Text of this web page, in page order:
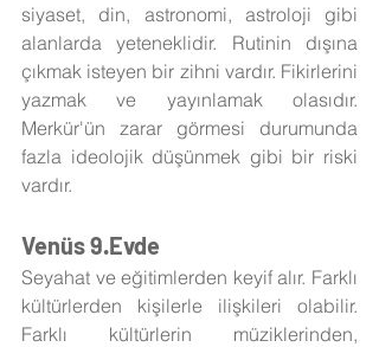
siyaset, din, astronomi, astroloji gibi
alanlarda yeteneklidir. Rutinin dışına
çıkmak isteyen bir zihni vardır. Fikirlerini
yazmak ve yayınlamak olasıdır.
Merkür'ün zarar görmesi durumunda
fazla ideolojik düşünmek gibi bir riski
vardır.
Venüs 9.Evde
Seyahat ve eğitimlerden keyif alır. Farklı
kültürlerden kişilerle ilişkileri olabilir.
Farklı kültürlerin müziklerinden,